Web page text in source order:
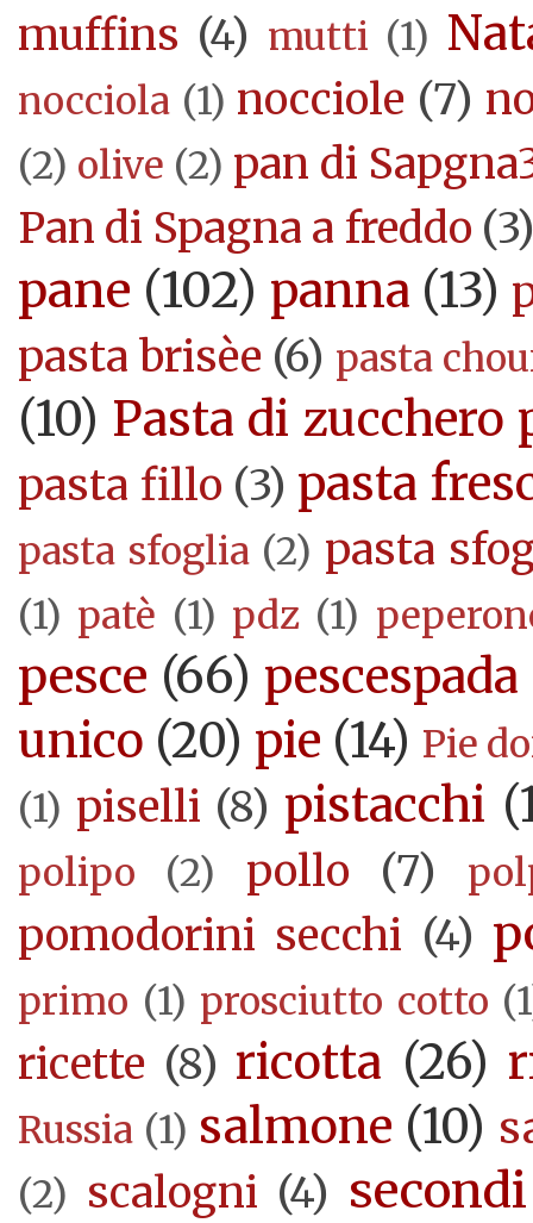
muffins (4) mutti (1)
nocciola (1) nocciole (7)
(2) olive (2) pan di
Pan di Spagna a freddo (3)
pane (102) panna (13)
pasta brisèe (6) pasta
(10) Pasta di zucchero
pasta fillo (3) pasta
pasta sfoglia (2) pasta
(1) patè (1) pdz (1)
pesce (66) pescespada
unico (20) pie (14) Pie
(1) piselli (8) pistacchi
polipo (2) pollo (7)
pomodorini secchi (4)
primo (1) prosciutto cotto
ricette (8) ricotta (26)
Russia (1) salmone (10)
(2) scalogni (4) secondi